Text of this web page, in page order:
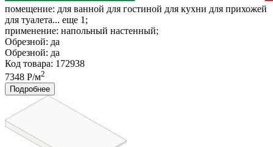
помещение: для ванной для гостиной для кухни для прихожей
для туалета... еще 1;
применение: напольный настенный;
Обрезной: да
Обрезной: да
Код товара: 172938
7348 Р/м2
Подробнее